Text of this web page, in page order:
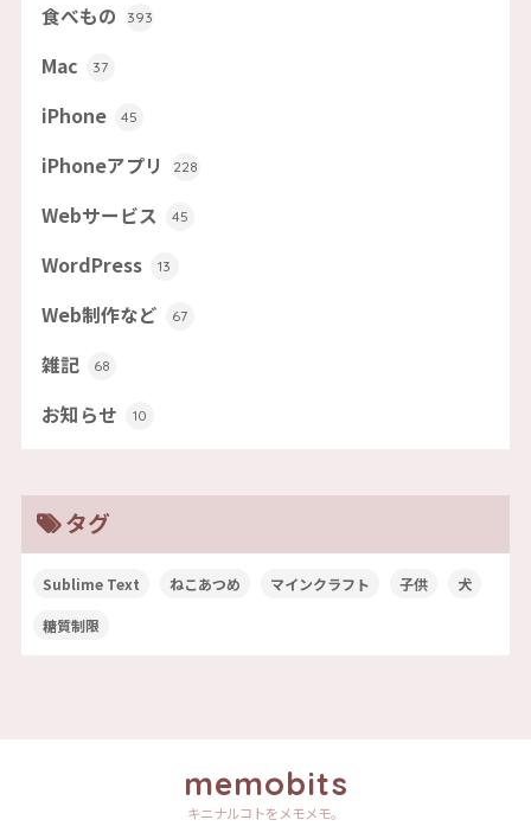
食べもの 393
Mac 37
iPhone 45
iPhoneアプリ 228
Webサービス 45
WordPress 13
Web制作など 67
雑記 68
お知らせ 10
タグ
Sublime Text ねこあつめ マインクラフト 子供 犬
糖質制限
memobits
キニナルコトをメモメモ。